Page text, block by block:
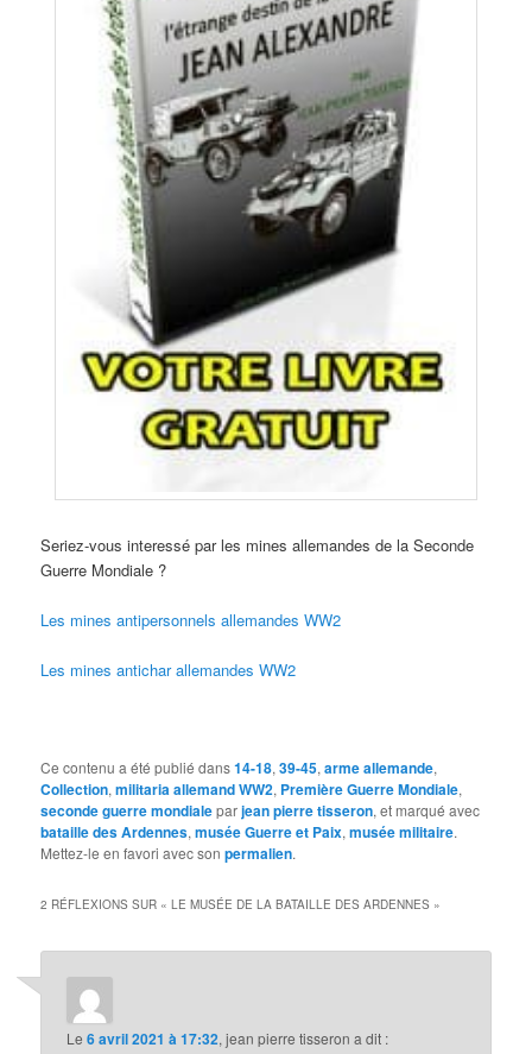
Seriez-vous interessé par les mines allemandes de la Seconde
Guerre Mondiale ?
Les mines antipersonnels allemandes WW2
Les mines antichar allemandes WW2
Ce contenu a été publié dans14-18,39-45,arme allemande,
Collection,militaria allemand WW2, Première Guerre Mondiale,
seconde guerre mondialeparjean pierre tisseron, et marqué avec
bataille des Ardennes,musée Guerre et Paix,musée militaire.
Mettez-le en favori avec sonpermalien.
2 RÉFLEXIONS SUR «LE MUSÉE DE LA BATAILLE DES ARDENNES »
Le6 avril 2021 à 17:32,jean pierre tisseron a dit :